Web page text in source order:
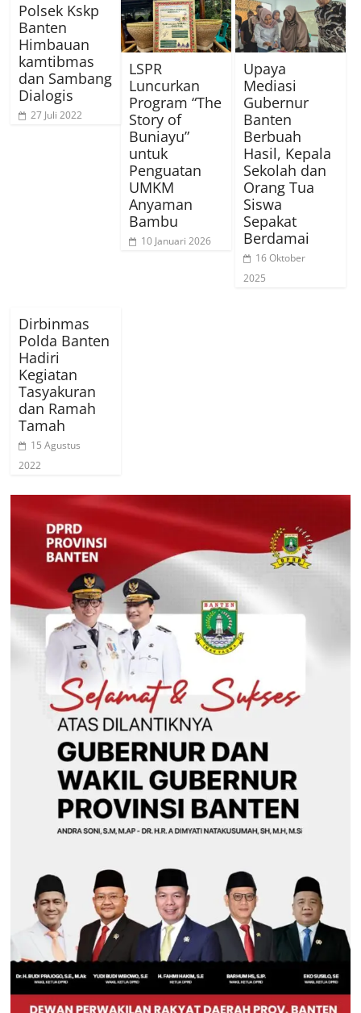
Polsek Kskp
Banten
Himbauan
kamtibmas
dan Sambang
Dialogis
27 Juli 2022
LSPR
Luncurkan
Program “The
Story of
Buniayu”
untuk
Penguatan
UMKM
Anyaman
Bambu
10 Januari 2026
Upaya
Mediasi
Gubernur
Banten
Berbuah
Hasil, Kepala
Sekolah dan
Orang Tua
Siswa
Sepakat
Berdamai
16 Oktober
2025
Dirbinmas
Polda Banten
Hadiri
Kegiatan
Tasyakuran
dan Ramah
Tamah
15 Agustus
2022